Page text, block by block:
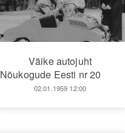
Väike autojuht
Nõukogude Eesti nr 20
02.01.1959 12:00